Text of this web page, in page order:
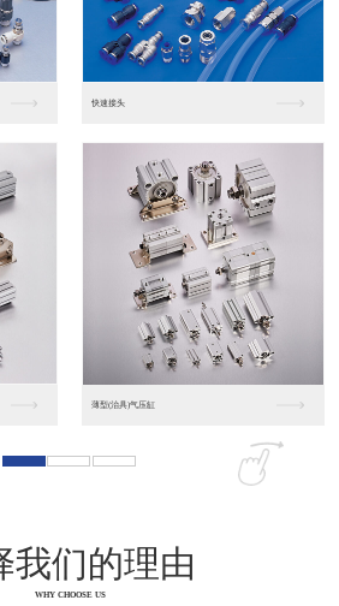
松下人机界面GT07
数字光钎传感器FX-...
我们的理由
WHY CHOOSE US